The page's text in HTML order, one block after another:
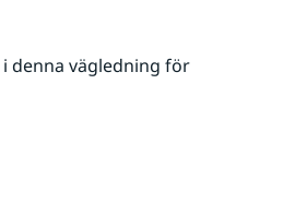
i denna vägledning för